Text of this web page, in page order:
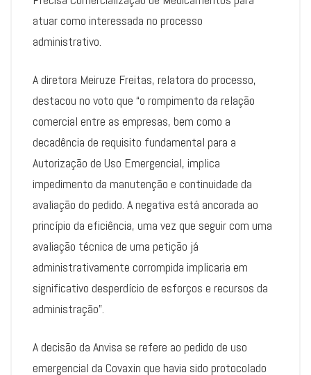
atuar como interessada no processo
administrativo.
A diretora Meiruze Freitas, relatora do processo,
destacou no voto que “o rompimento da relação
comercial entre as empresas, bem como a
decadência de requisito fundamental para a
Autorização de Uso Emergencial, implica
impedimento da manutenção e continuidade da
avaliação do pedido. A negativa está ancorada ao
princípio da eficiência, uma vez que seguir com uma
avaliação técnica de uma petição já
administrativamente corrompida implicaria em
significativo desperdício de esforços e recursos da
administração”.
A decisão da Anvisa se refere ao pedido de uso
emergencial da Covaxin que havia sido protocolado